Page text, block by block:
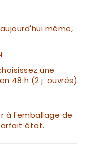
même,
une
48 h (2 j. ouvrés)
à l'emballage de
état.